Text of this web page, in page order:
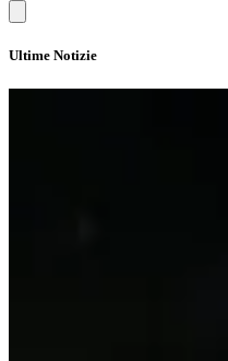
Ultime Notizie